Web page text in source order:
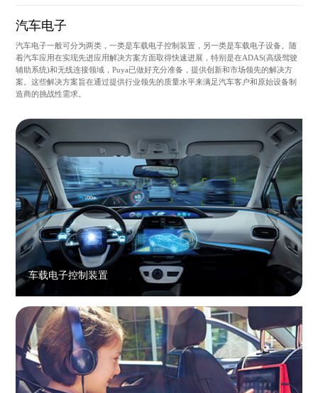
汽车电子
汽车电子一般可分为两类，一类是车载电子控制装置，另一类是车载电子设备。随
着汽车应用在实现先进应用解决方案方面取得快速进展，特别是在ADAS(高级驾驶
辅助系统)和无线连接领域，Puya已做好充分准备，提供创新和市场领先的解决方
案。这些解决方案旨在通过提供行业领先的质量水平来满足汽车客户和原始设备制
造商的挑战性需求。
车载电子控制装置